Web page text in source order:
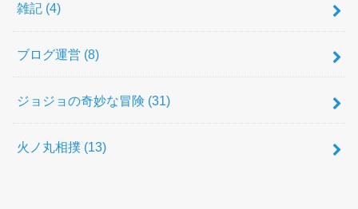
雑記 (4)
ブログ運営 (8)
ジョジョの奇妙な冒険 (31)
火ノ丸相撲 (13)